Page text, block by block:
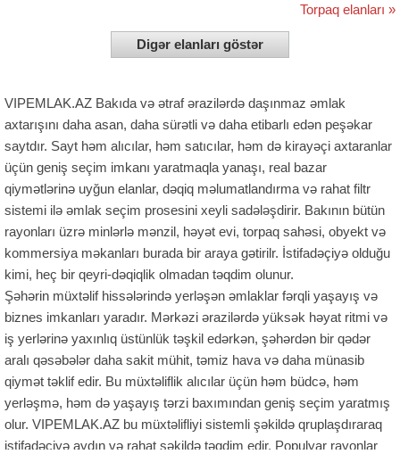
Torpaq elanları »
Digər elanları göstər
VIPEMLAK.AZ Bakıda və ətraf ərazilərdə daşınmaz əmlak
axtarışını daha asan, daha sürətli və daha etibarlı edən peşəkar
saytdır. Sayt həm alıcılar, həm satıcılar, həm də kirayəçi axtaranlar
üçün geniş seçim imkanı yaratmaqla yanaşı, real bazar
qiymətlərinə uyğun elanlar, dəqiq məlumatlandırma və rahat filtr
sistemi ilə əmlak seçim prosesini xeyli sadələşdirir. Bakının bütün
rayonları üzrə minlərlə mənzil, həyət evi, torpaq sahəsi, obyekt və
kommersiya məkanları burada bir araya gətirilr. İstifadəçiyə olduğu
kimi, heç bir qeyri-dəqiqlik olmadan təqdim olunur.
Şəhərin müxtəlif hissələrində yerləşən əmlaklar fərqli yaşayış və
biznes imkanları yaradır. Mərkəzi ərazilərdə yüksək həyat ritmi və
iş yerlərinə yaxınlıq üstünlük təşkil edərkən, şəhərdən bir qədər
aralı qəsəbələr daha sakit mühit, təmiz hava və daha münasib
qiymət təklif edir. Bu müxtəliflik alıcılar üçün həm büdcə, həm
yerləşmə, həm də yaşayış tərzi baxımından geniş seçim yaratmış
olur. VIPEMLAK.AZ bu müxtəlifliyi sistemli şəkildə qruplaşdıraraq
istifadəçiyə aydın və rahat şəkildə təqdim edir. Populyar rayonlar